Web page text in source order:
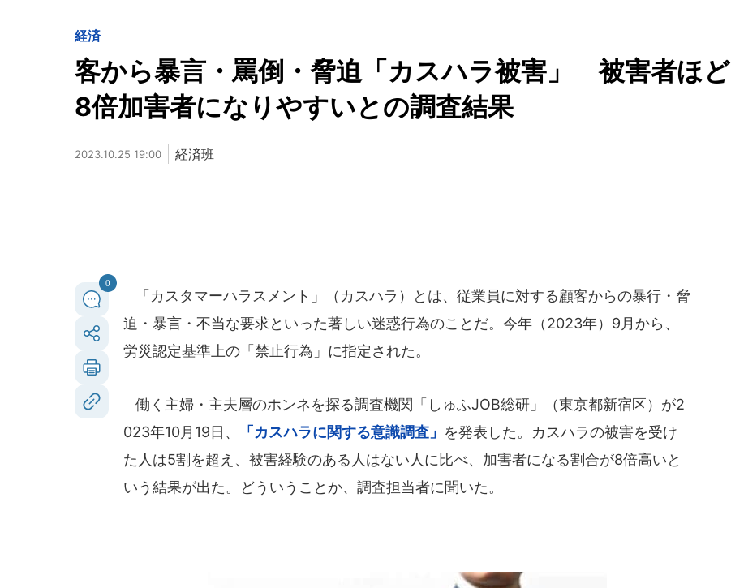
経済
客から暴言・罵倒・脅迫「カスハラ被害」 被害者ほど
8倍加害者になりやすいとの調査結果
2023.10.25 19:00 経済班
0
「カスタマーハラスメント」（カスハラ）とは、従業員に対する顧客からの暴行・脅
迫・暴言・不当な要求といった著しい迷惑行為のことだ。今年（2023年）9月から、
労災認定基準上の「禁止行為」に指定された。
働く主婦・主夫層のホンネを探る調査機関「しゅふJOB総研」（東京都新宿区）が2
023年10月19日、
「カスハラに関する意識調査」 を発表した。カスハラの被害を受け
た人は5割を超え、被害経験のある人はない人に比べ、加害者になる割合が8倍高いと
いう結果が出た。どういうことか、調査担当者に聞いた。